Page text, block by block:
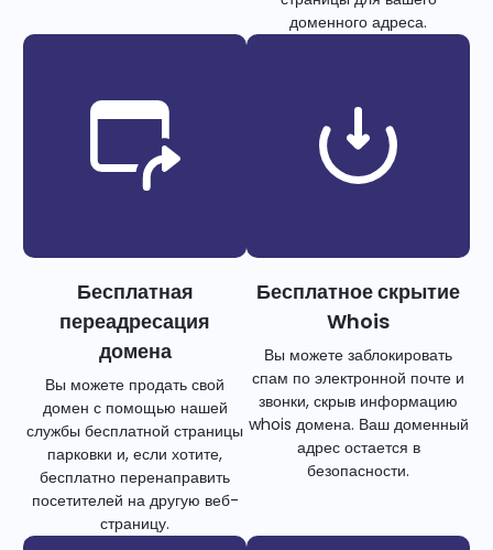
доменного адреса.
Бесплатная
переадресация
домена
Вы можете продать свой
домен с помощью нашей
службы бесплатной страницы
парковки и, если хотите,
бесплатно перенаправить
посетителей на другую веб-
страницу.
Бесплатное скрытие
Whois
Вы можете заблокировать
спам по электронной почте и
звонки, скрыв информацию
whois домена. Ваш доменный
адрес остается в
безопасности.